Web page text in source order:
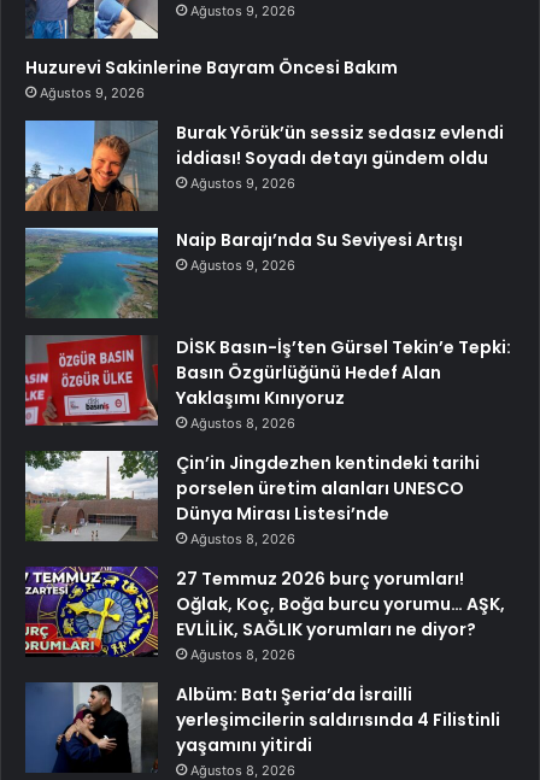
Ağustos 9, 2026
Huzurevi Sakinlerine Bayram Öncesi Bakım
Ağustos 9, 2026
Burak Yörük’ün sessiz sedasız evlendi
iddiası! Soyadı detayı gündem oldu
Ağustos 9, 2026
Naip Barajı’nda Su Seviyesi Artışı
Ağustos 9, 2026
DİSK Basın-İş’ten Gürsel Tekin’e Tepki:
Basın Özgürlüğünü Hedef Alan
Yaklaşımı Kınıyoruz
Ağustos 8, 2026
Çin’in Jingdezhen kentindeki tarihi
porselen üretim alanları UNESCO
Dünya Mirası Listesi’nde
Ağustos 8, 2026
27 Temmuz 2026 burç yorumları!
Oğlak, Koç, Boğa burcu yorumu… AŞK,
EVLİLİK, SAĞLIK yorumları ne diyor?
Ağustos 8, 2026
Albüm: Batı Şeria’da İsrailli
yerleşimcilerin saldırısında 4 Filistinli
yaşamını yitirdi
Ağustos 8, 2026